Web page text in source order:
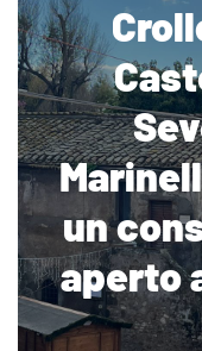
un
aperto